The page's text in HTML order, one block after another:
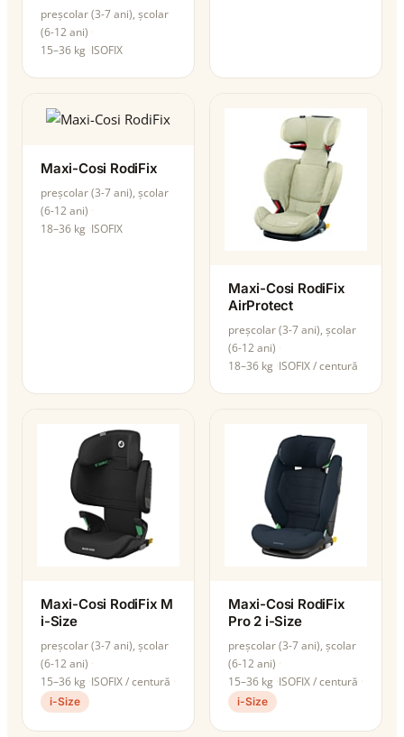
preșcolar (3-7 ani), școlar
(6-12 ani)
15–36 kg ISOFIX
Maxi-Cosi RodiFix
preșcolar (3-7 ani), școlar
(6-12 ani)
18–36 kg ISOFIX
Maxi-Cosi RodiFix
AirProtect
preșcolar (3-7 ani), școlar
(6-12 ani)
18–36 kg ISOFIX / centură
Maxi-Cosi RodiFix M
i-Size
preșcolar (3-7 ani), școlar
(6-12 ani)
15–36 kg ISOFIX / centură
i-Size
Maxi-Cosi RodiFix
Pro 2 i-Size
preșcolar (3-7 ani), școlar
(6-12 ani)
15–36 kg ISOFIX / centură
i-Size